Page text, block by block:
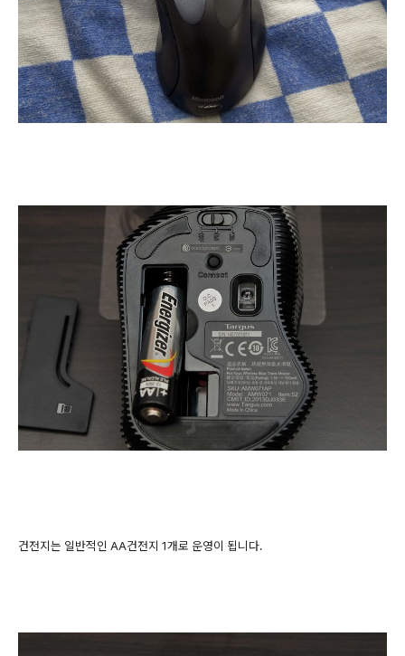
건전지는 일반적인 AA건전지 1개로 운영이 됩니다.